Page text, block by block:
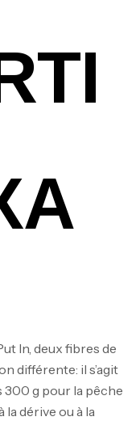
In, deux fibres de
différente: il s’agit
300 g pour la pêche
la dérive ou à la